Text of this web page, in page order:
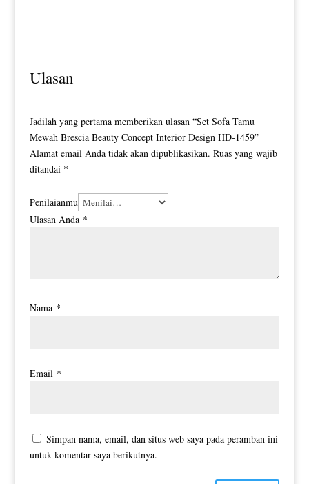
Ulasan
Jadilah yang pertama memberikan ulasan “Set Sofa Tamu
Mewah Brescia Beauty Concept Interior Design HD-1459”
Alamat email Anda tidak akan dipublikasikan. Ruas yang wajib
ditandai *
Penilaianmu
Ulasan Anda *
Nama *
Email *
Simpan nama, email, dan situs web saya pada peramban ini
untuk komentar saya berikutnya.